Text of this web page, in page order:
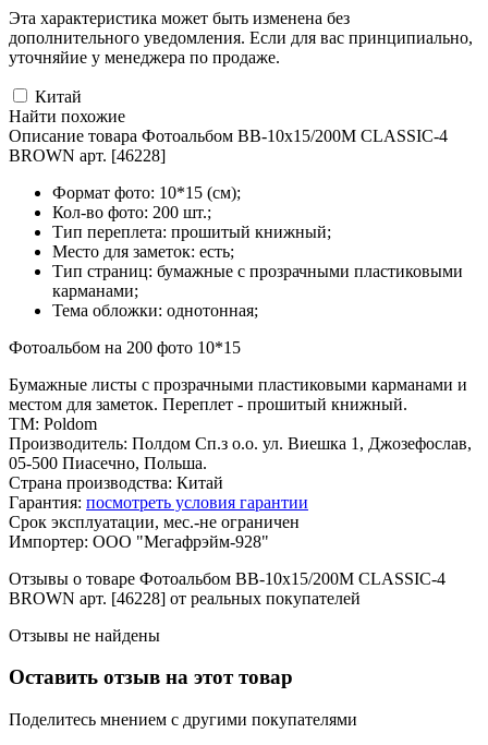
Эта характеристика может быть изменена без
дополнительного уведомления. Если для вас принципиально,
уточняйие у менеджера по продаже.
Китай
Найти похожие
Описание товара Фотоальбом BB-10x15/200M CLASSIC-4
BROWN арт. [46228]
Формат фото: 10*15 (см);
Кол-во фото: 200 шт.;
Тип переплета: прошитый книжный;
Место для заметок: есть;
Тип страниц: бумажные с прозрачными пластиковыми
карманами;
Тема обложки: однотонная;
Фотоальбом на 200 фото 10*15
Бумажные листы с прозрачными пластиковыми карманами и
местом для заметок. Переплет - прошитый книжный.
ТМ: Poldom
Производитель: Полдом Сп.з о.о. ул. Виешка 1, Джозефослав,
05-500 Пиасечно, Польша.
Страна производства: Китай
Гарантия: посмотреть условия гарантии
Срок эксплуатации, мес.-не ограничен
Импортер: ООО "Мегафрэйм-928"
Отзывы о товаре Фотоальбом BB-10x15/200M CLASSIC-4
BROWN арт. [46228] от реальных покупателей
Отзывы не найдены
Оставить отзыв на этот товар
Поделитесь мнением с другими покупателями